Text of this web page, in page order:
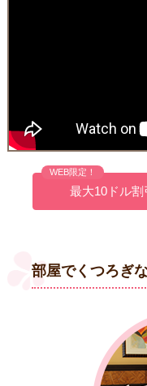
WEB限定！
最大10ドル
部屋でくつろぎ